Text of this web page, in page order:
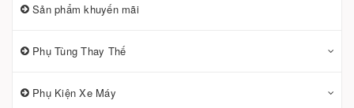
Sản phẩm khuyến mãi
Phụ Tùng Thay Thế
Phụ Kiện Xe Máy